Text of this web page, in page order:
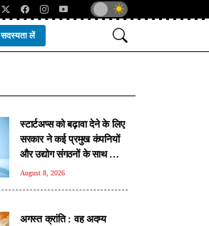
सदस्यता लें
स्टार्टअप्स को बढ़ावा देने के लिए
सरकार ने कई प्रमुख कंपनियों
और उद्योग संगठनों के साथ किए
रणनीतिक समझौते
August 8, 2026
अगस्त क्रांति : वह अदम्य